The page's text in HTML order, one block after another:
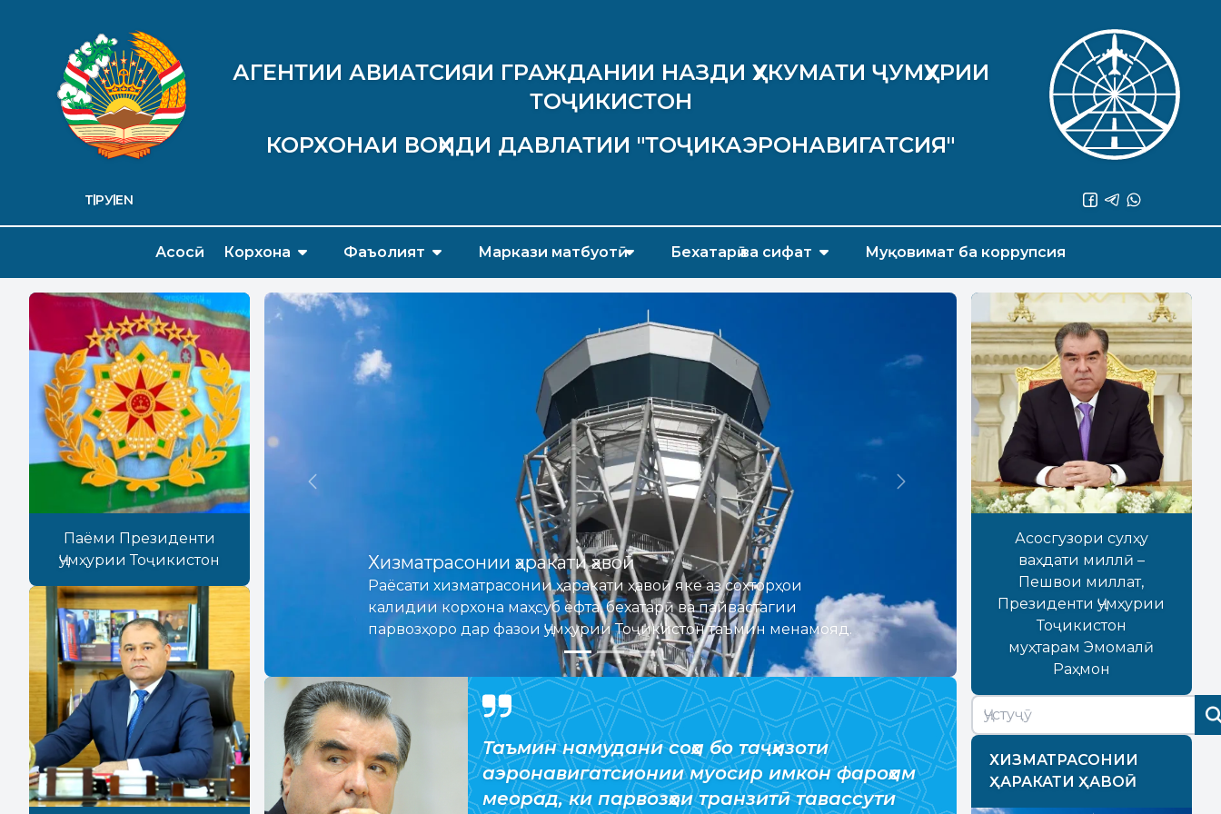
АГЕНТИИ АВИАТСИЯИ ГРАЖДАНИИ НАЗДИ ҲУКУМАТИ ҶУМҲУРИИ
ТОҶИКИСТОН
КОРХОНАИ ВОҲИДИ ДАВЛАТИИ "ТОҶИКАЭРОНАВИГАТСИЯ"
ТҶ РУEN
Асосӣ Корхона Фаъолият Маркази матбуотӣ Бехатарӣ ва сифат Муқовимат ба коррупсия
Паёми Президенти
Ҷумҳурии Тоҷикистон
Маркази авиатсионии метеорологӣ
Маркази метеорологии авиатсионӣ ташкили муроқибаи
пайвастаи боду ҳаворо ба роҳ монда, дар асоси маводи
аэросиноптикӣ маълумотномаҳои авиатсионӣ таҳия
менамояд.
Previous
Таъмин намудани соҳа бо таҷҳизоти
аэронавигатсионии муосир имкон фароҳам
меорад, ки парвозҳои транзитӣ тавассути
Асосгузори сулҳу
ваҳдати миллӣ –
Пешвои миллат,
Президенти Ҷумҳурии
Тоҷикистон
муҳтарам Эмомалӣ
Раҳмон
ХИЗМАТРАСОНИИ
ҲАРАКАТИ ҲАВОӢ